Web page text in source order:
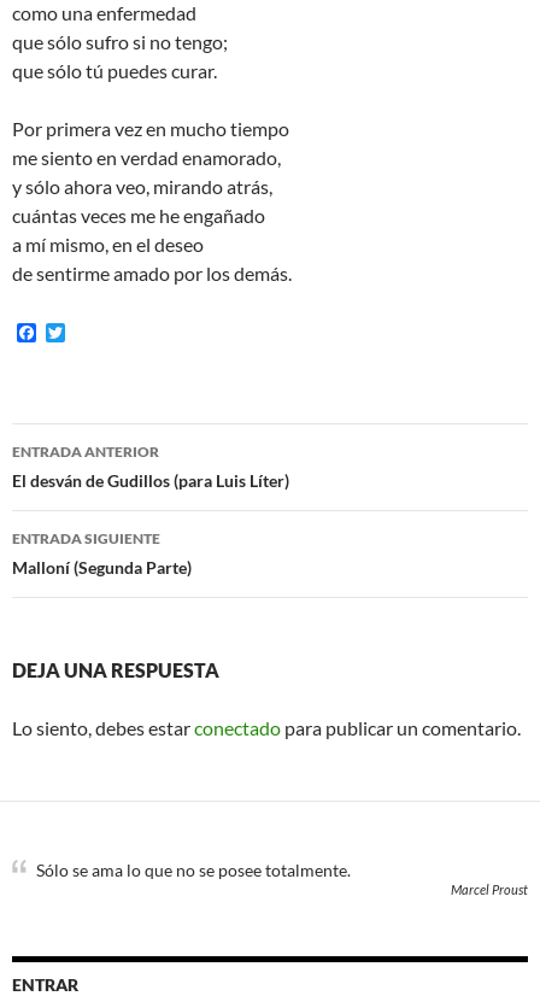
como una enfermedad
que sólo sufro si no tengo;
que sólo tú puedes curar.
Por primera vez en mucho tiempo
me siento en verdad enamorado,
y sólo ahora veo, mirando atrás,
cuántas veces me he engañado
a mí mismo, en el deseo
de sentirme amado por los demás.
F
o
o
e
r
Navegación
de
entradas
ENTRADA ANTERIOR
El desván de Gudillos (para Luis Líter)
ENTRADA SIGUIENTE
Malloní (Segunda Parte)
DEJA UNA RESPUESTA
Lo siento, debes estarconectado para publicar un comentario.
Sólo se ama lo que no se posee totalmente.
Marcel Proust
ENTRAR